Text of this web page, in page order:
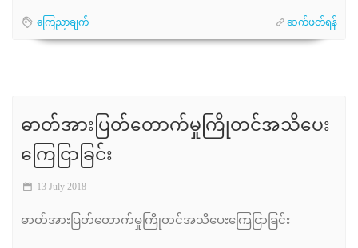
ကြေညာချက် ဆက်ဖတ်ရန်
ဓာတ်အားပြတ်တောက်မှုကြိုတင်အသိပေး
ကြေငြာခြင်း
13 July 2018
ဓာတ်အားပြတ်တောက်မှုကြိုတင်အသိပေးကြေငြာခြင်း